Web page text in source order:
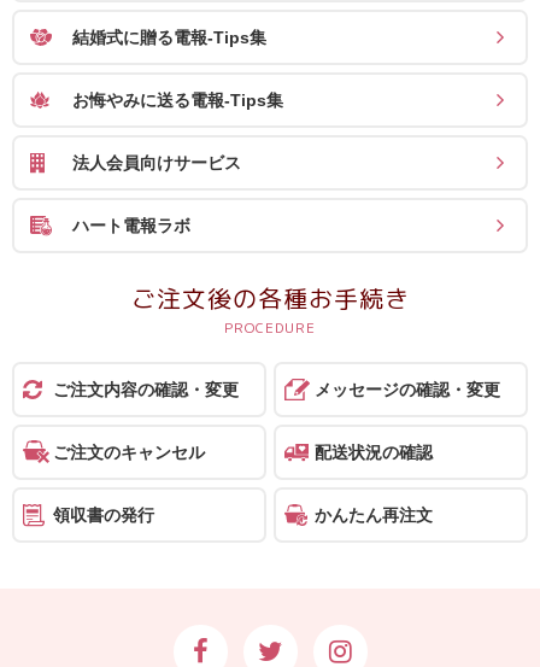
合
せ
結婚式に贈る電報-Tips集
お悔やみに送る電報-Tips集
法人会員向けサービス
ハート電報ラボ
ご注文後の各種お手続き
ご注文内容の確認・変更 メッセージの確認・変更
ご注文のキャンセル 配送状況の確認
領収書の発行 かんたん再注文